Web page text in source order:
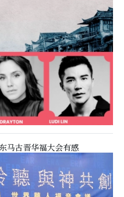
马古晋华福大会有感